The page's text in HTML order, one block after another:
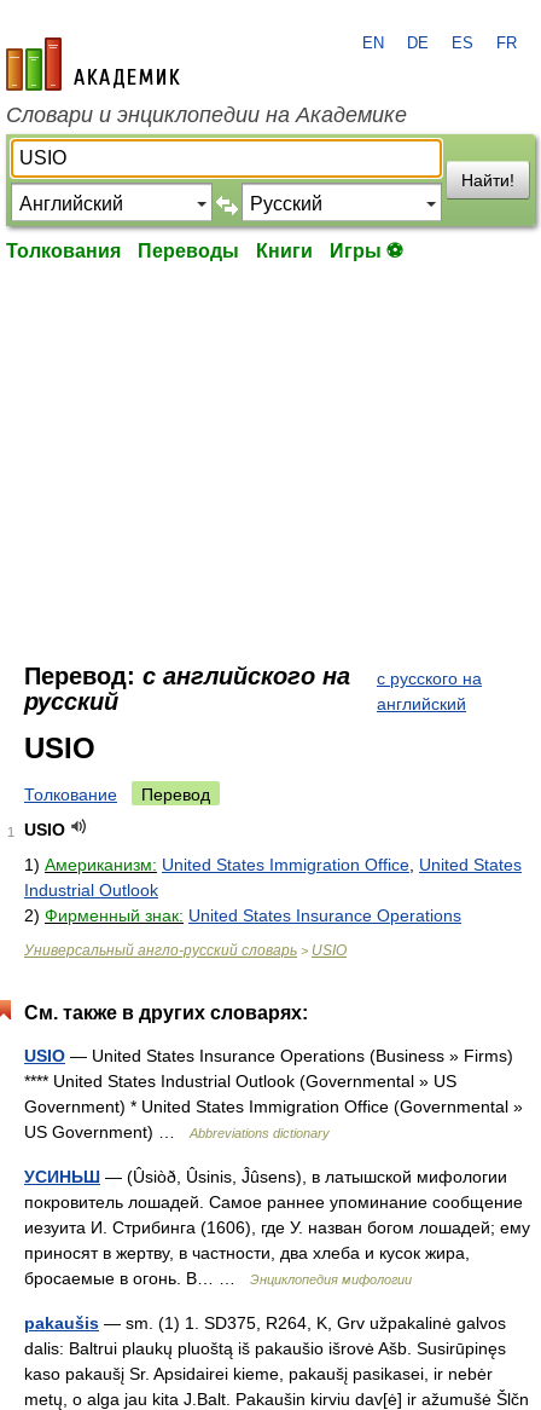
academic.ru
EN DE ES FR
Словари и энциклопедии на Академике
Найти!
Толкования Переводы Книги Игры ⚽
Перевод: с английского на
русский
с русского на
английский
USIO
Толкование Перевод
1
USIO
1) Американизм: United States Immigration Office United States
Industrial Outlook
2) Фирменный знак: United States Insurance Operations
Универсальный англо-русский словарь > USIO
См. также в других словарях:
USIO — United States Insurance Operations (Business » Firms)
**** United States Industrial Outlook (Governmental » US
Government) * United States Immigration Office (Governmental »
US Government) …
Abbreviations dictionary
УСИНЬШ — (Ûsiòð, Ûsinis, Ĵûsens), в латышской мифологии
покровитель лошадей. Самое раннее упоминание сообщение
иезуита И. Стрибинга (1606), где У. назван богом лошадей; ему
приносят в жертву, в частности, два хлеба и кусок жира,
бросаемые в огонь. В… …
Энциклопедия мифологии
pakaušis — sm. (1) 1. SD375, R264, K, Grv užpakalinė galvos
dalis: Baltrui plaukų pluoštą iš pakaušio išrovė Ašb. Susirūpinęs
kaso pakaušį Sr. Apsidairei kieme, pakaušį pasikasei, ir nebėr
metų, o alga jau kita J.Balt. Pakaušin kirviu dav[ė] ir ažumušė Šlčn